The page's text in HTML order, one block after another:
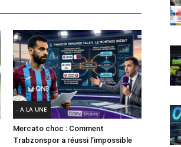
- A LA UNE
Mercato choc : Comment
Trabzonspor a réussi l’impossible